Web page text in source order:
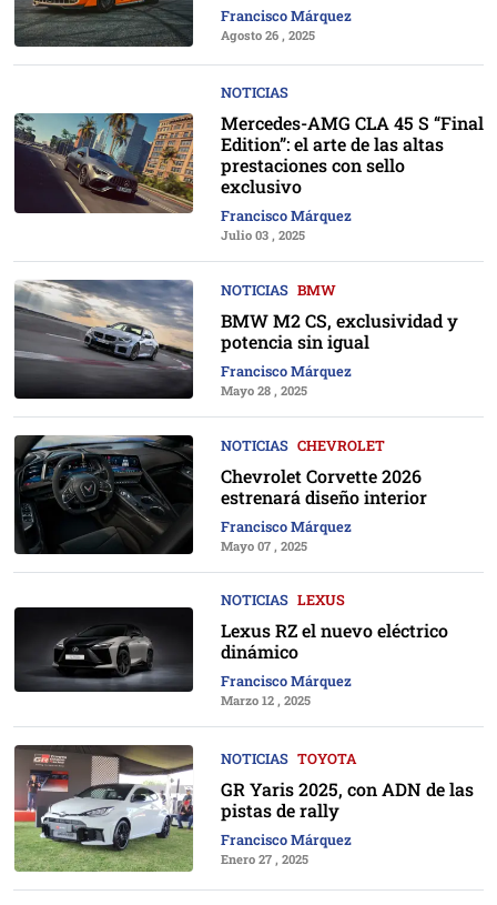
Francisco Márquez
Agosto 26 , 2025
NOTICIAS
Mercedes-AMG CLA 45 S “Final
Edition”: el arte de las altas
prestaciones con sello
exclusivo
Francisco Márquez
Julio 03 , 2025
NOTICIAS BMW
BMW M2 CS, exclusividad y
potencia sin igual
Francisco Márquez
Mayo 28 , 2025
NOTICIAS CHEVROLET
Chevrolet Corvette 2026
estrenará diseño interior
Francisco Márquez
Mayo 07 , 2025
NOTICIAS LEXUS
Lexus RZ el nuevo eléctrico
dinámico
Francisco Márquez
Marzo 12 , 2025
NOTICIAS TOYOTA
GR Yaris 2025, con ADN de las
pistas de rally
Francisco Márquez
Enero 27 , 2025